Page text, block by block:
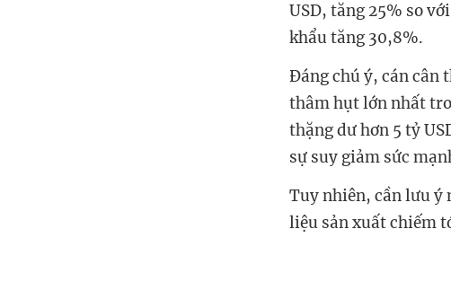
USD, tăng 25% so
khẩu tăng 30,8%.
Đáng chú ý, cán cân
thâm hụt lớn nhất
thặng dư hơn 5 tỷ
sự suy giảm sức
Tuy nhiên, cần lưu ý
liệu sản xuất chiếm